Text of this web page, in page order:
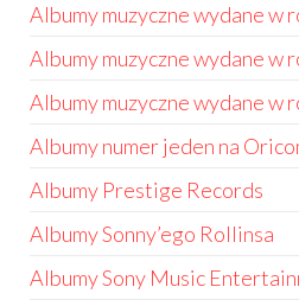
Albumy muzyczne wydane w
Albumy muzyczne wydane w
Albumy muzyczne wydane w
Albumy numer jeden na
Albumy Prestige Records
Albumy Sonny’ego Rollinsa
Albumy Sony Music